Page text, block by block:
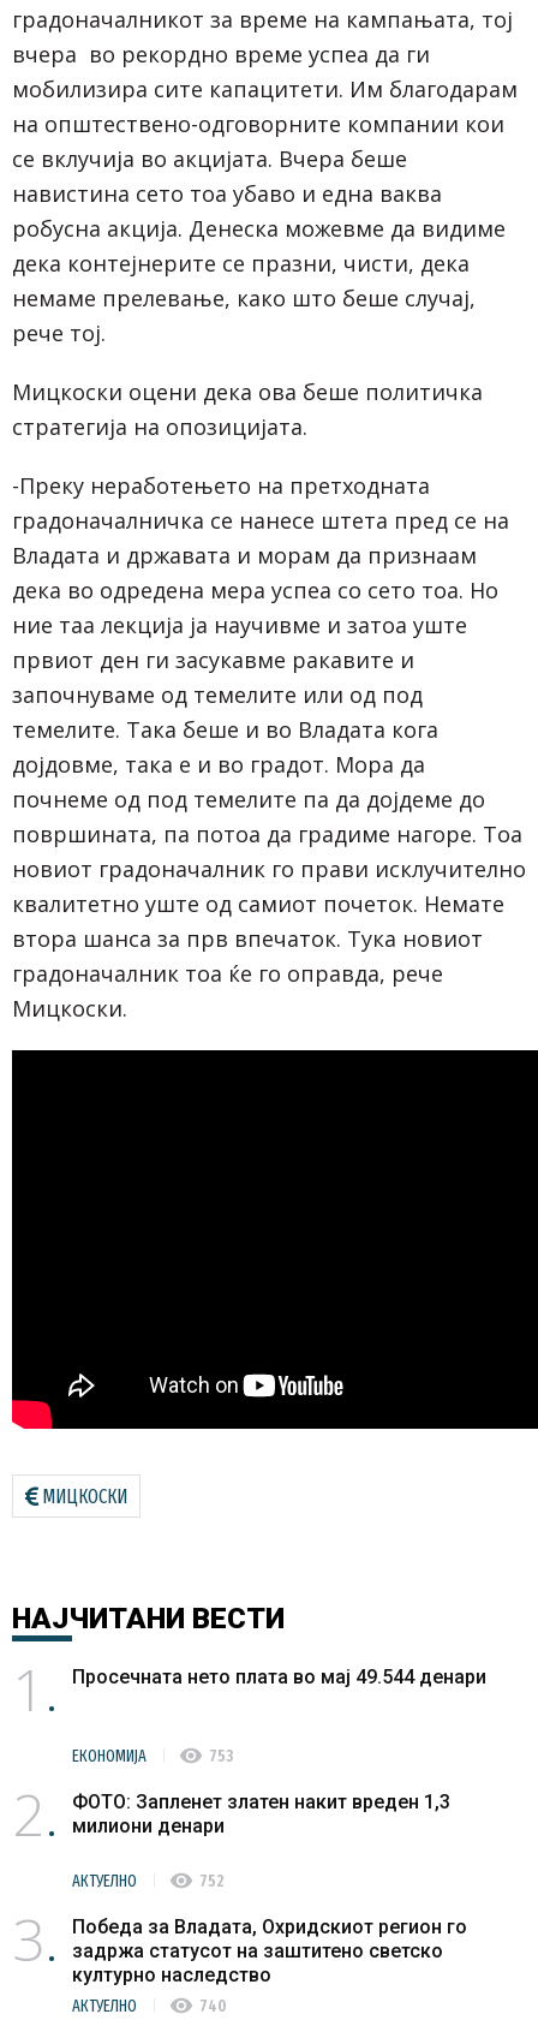
градоначалникот за време на кампањата, тој
вчера во рекордно време успеа да ги
мобилизира сите капацитети. Им благодарам
на општествено-одговорните компании кои
се вклучија во акцијата. Вчера беше
навистина сето тоа убаво и една ваква
робусна акција. Денеска можевме да видиме
дека контејнерите се празни, чисти, дека
немаме прелевање, како што беше случај,
рече тој.
Мицкоски оцени дека ова беше политичка
стратегија на опозицијата.
-Преку неработењето на претходната
градоначалничка се нанесе штета пред се на
Владата и државата и морам да признаам
дека во одредена мера успеа со сето тоа. Но
ние таа лекција ја научивме и затоа уште
првиот ден ги засукавме ракавите и
започнуваме од темелите или од под
темелите. Така беше и во Владата кога
дојдовме, така е и во градот. Мора да
почнеме од под темелите па да дојдеме до
површината, па потоа да градиме нагоре. Тоа
новиот градоначалник го прави исклучително
квалитетно уште од самиот почеток. Немате
втора шанса за прв впечаток. Тука новиот
градоначалник тоа ќе го оправда, рече
Мицкоски.
МИЦКОСКИ
НАЈЧИТАНИ ВЕСТИ
1 Просечната нето плата во мај 49.544 денари
ЕКОНОМИЈА visibility 753
2
ФОТО: Запленет златен накит вреден 1,3
милиони денари
АКТУЕЛНО visibility 752
3
Победа за Владата, Охридскиот регион го
задржа статусот на заштитено светско
културно наследство
АКТУЕЛНО visibility 740